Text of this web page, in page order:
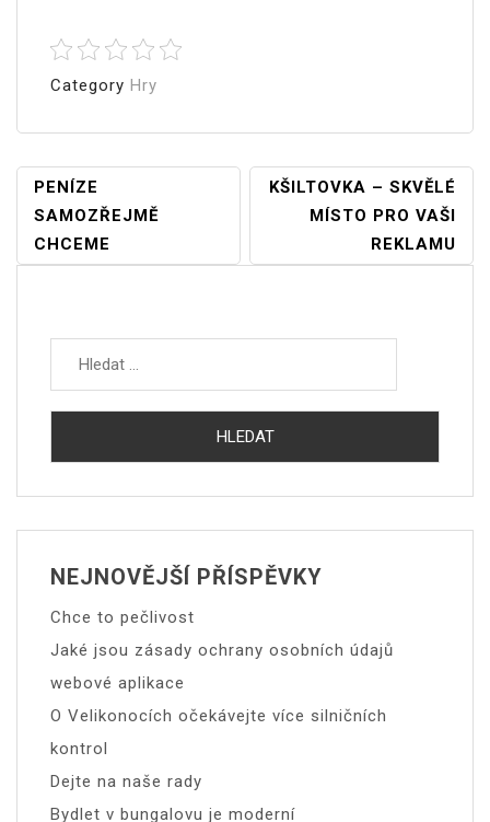
Category Hry
Navigace
Pro
Příspěvek
PENÍZE
SAMOZŘEJMĚ
CHCEME
KŠILTOVKA – SKVĚLÉ
MÍSTO PRO VAŠI
REKLAMU
NEJNOVĚJŠÍ PŘÍSPĚVKY
Chce to pečlivost
Jaké jsou zásady ochrany osobních údajů
webové aplikace
O Velikonocích očekávejte více silničních
kontrol
Dejte na naše rady
Bydlet v bungalovu je moderní